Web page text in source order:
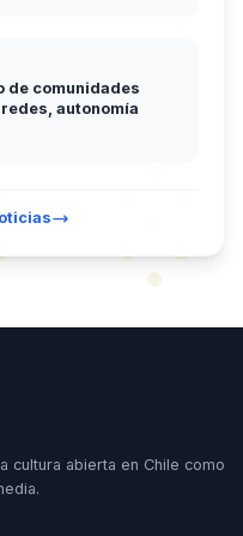
de comunidades
autonomía
cultura abierta en Chile como